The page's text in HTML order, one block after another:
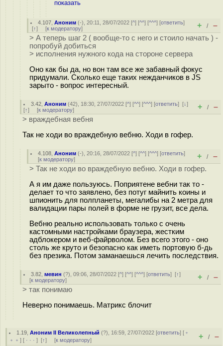
показать
4.107 ,Аноним (-), 20:11, 28/07/2022 [^] [^^] [^^^] [ответить]
[↑] [к модератору] + / –
> А теперь шаг 2 ( вообще-то с него и стоило начать ) -
попробуй добиться
> исполнения нужного кода на стороне сервера
Оно как бы да, но вон там все же забавный фокус
придумали. Сколько еще таких нежданчиков в JS
зарыто - вопрос интересный.
3.42 ,Аноним (42), 18:30, 27/07/2022 [^] [^^] [^^^] [ответить][↓]
[↑] [к модератору] + / –
> враждебная вебня
Так не ходи во враждебную вебню. Ходи в гофер.
4.108 ,Аноним (-), 20:16, 28/07/2022 [^] [^^] [^^^] [ответить]
[к модератору] + / –
> Так не ходи во враждебную вебню. Ходи в гофер.
А я им даже пользуюсь. Поприятене вебни так то -
делает то что заявлено, без потуг майнить коины и
шпионить для полпланеты, мегалибы на 2 метра для
валидации пары полей в форме не грузит, все дела.
Вебню реально использовать только с очень
кастомными настройками браузера, жестким
адблокером и веб-файрволом. Без всего этого - оно
столь же круто и безопасно как иметь портовую б-дь
без презика. Потом заманаешься лечить последствия.
3.82 ,мевин (?), 09:06, 28/07/2022 [^] [^^] [^^^] [ответить][↑]
[к модератору] + / –
> так понимаю
Неверно понимаешь. Матрикс блочит
1.19 ,Аноним II Великолепный (?), 16:59, 27/07/2022 [ответить] [ ﹢
﹢﹢ ] [ · · · ] [↑] [к модератору] + / –